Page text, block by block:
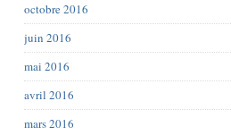
octobre 2016
juin 2016
mai 2016
avril 2016
mars 2016